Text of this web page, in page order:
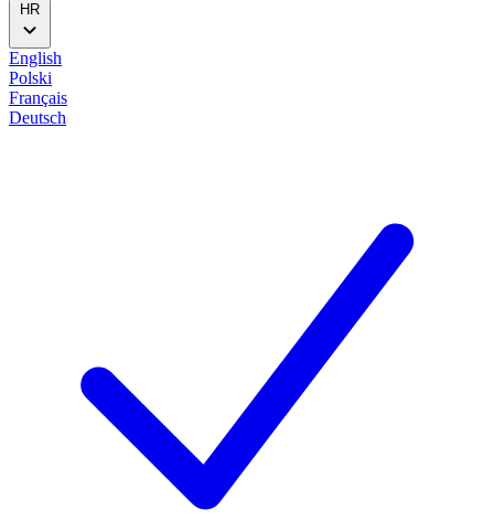
HR
English
Polski
Français
Deutsch